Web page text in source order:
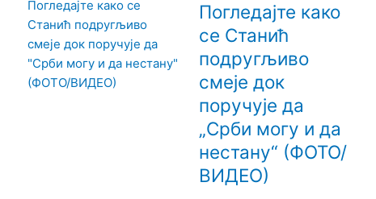
Погледајте како
се Станић
подругљиво
смеје док
поручује да
„Срби могу и да
нестану“ (ФОТО/
ВИДЕО)